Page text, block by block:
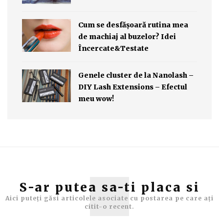
Cum se desfăşoară rutina mea
de machiaj al buzelor? Idei
Încercate&Testate
Genele cluster de la Nanolash –
DIY Lash Extensions – Efectul
meu wow!
S-ar putea sa-ti placa si
Aici puteți găsi articolele asociate cu postarea pe care ați
citit-o recent.